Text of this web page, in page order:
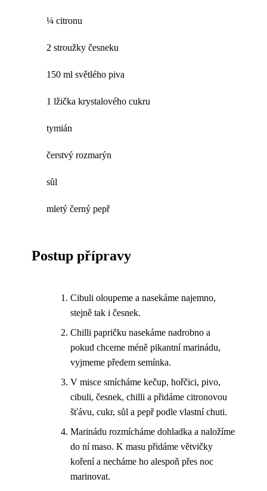
¼ citronu
2 stroužky česneku
150 ml světlého piva
1 lžička krystalového cukru
tymián
čerstvý rozmarýn
sůl
mletý černý pepř
Postup přípravy
Cibuli oloupeme a nasekáme najemno,
stejně tak i česnek.
Chilli papričku nasekáme nadrobno a
pokud chceme méně pikantní marinádu,
vyjmeme předem semínka.
V misce smícháme kečup, hořčici, pivo,
cibuli, česnek, chilli a přidáme citronovou
šťávu, cukr, sůl a pepř podle vlastní chuti.
Marinádu rozmícháme dohladka a naložíme
do ní maso. K masu přidáme větvičky
koření a necháme ho alespoň přes noc
marinovat.